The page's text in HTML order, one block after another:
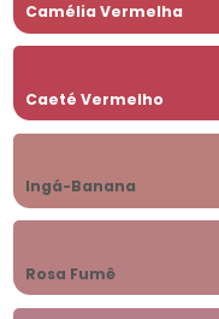
Camélia Vermelha
Caeté Vermelho
Ingá-Banana
Rosa Fumê